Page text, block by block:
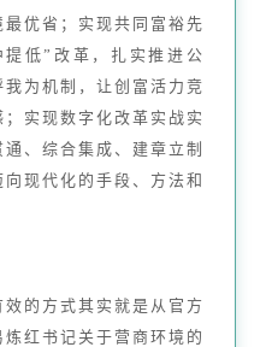
优省；实现共同富裕先
低”改革，扎实推进公
为机制，让创富活力竞
实现数字化改革实战实
、综合集成、建章立制
现代化的手段、方法和
的方式其实就是从官方
红书记关于营商环境的